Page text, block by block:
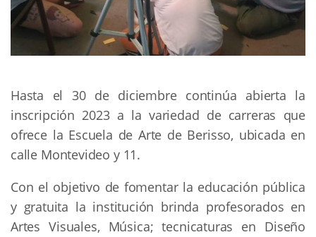
Hasta el 30 de diciembre continúa abierta la
inscripción 2023 a la variedad de carreras que
ofrece la Escuela de Arte de Berisso, ubicada en
calle Montevideo y 11.
Con el objetivo de fomentar la educación pública
y gratuita la institución brinda profesorados en
Artes Visuales, Música; tecnicaturas en Diseño